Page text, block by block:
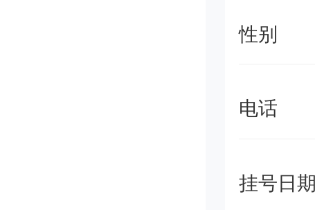
性别
电话
挂号日期